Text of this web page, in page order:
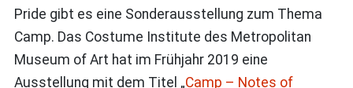
Pride gibt es eine Sonderausstellung zum Thema
Camp. Das Costume Institute des Metropolitan
Museum of Art hat im Frühjahr 2019 eine
Ausstellung mit dem Titel „Camp – Notes of